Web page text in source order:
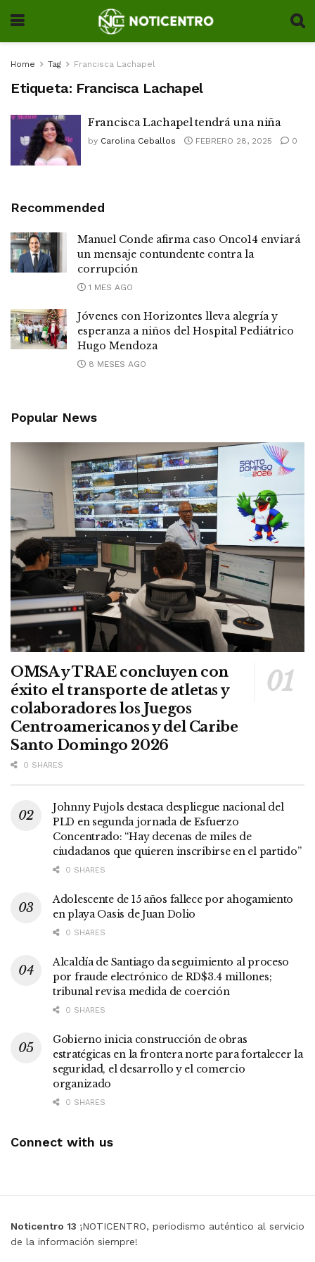
Home Tag Francisca Lachapel
Etiqueta: Francisca Lachapel
Francisca Lachapel tendrá una niña
by Carolina Ceballos FEBRERO 28, 2025 0
Recommended
Manuel Conde afirma caso Onco14 enviará
un mensaje contundente contra la
corrupción
1 MES AGO
Jóvenes con Horizontes lleva alegría y
esperanza a niños del Hospital Pediátrico
Hugo Mendoza
8 MESES AGO
Popular News
OMSA y TRAE concluyen con
éxito el transporte de atletas y
colaboradores los Juegos
Centroamericanos y del Caribe
Santo Domingo 2026
0 SHARES
Johnny Pujols destaca despliegue nacional del
PLD en segunda jornada de Esfuerzo
Concentrado: “Hay decenas de miles de
ciudadanos que quieren inscribirse en el partido”
0 SHARES
Adolescente de 15 años fallece por ahogamiento
en playa Oasis de Juan Dolio
0 SHARES
Alcaldía de Santiago da seguimiento al proceso
por fraude electrónico de RD$3.4 millones;
tribunal revisa medida de coerción
0 SHARES
Gobierno inicia construcción de obras
estratégicas en la frontera norte para fortalecer la
seguridad, el desarrollo y el comercio
organizado
0 SHARES
Connect with us
Noticentro 13 ¡NOTICENTRO, periodismo auténtico al servicio
de la información siempre!